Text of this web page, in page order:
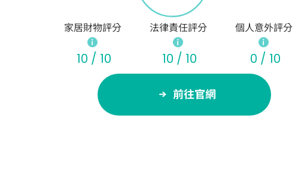
家居財物評分
10 / 10
法律責任評分
10 / 10
個人意外評分
0 / 10
前往官網